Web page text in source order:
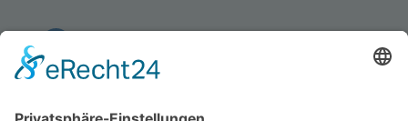
Anschrift